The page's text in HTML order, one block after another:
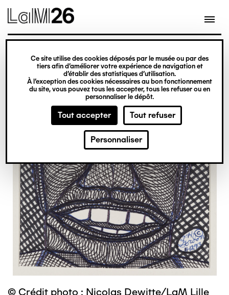
Gestion des cookies
Ce site utilise des cookies déposés par le musée ou par des
tiers afin d’améliorer votre expérience de navigation et
d’établir des statistiques d’utilisation.
À l’exception des cookies nécessaires au bon fonctionnement
du site, vous pouvez tous les accepter, tous les refuser ou en
personnaliser le dépôt.
Tout accepter Tout refuser
Personnaliser
contenu
© Crédit photo : Nicolas Dewitte/LaM Lille